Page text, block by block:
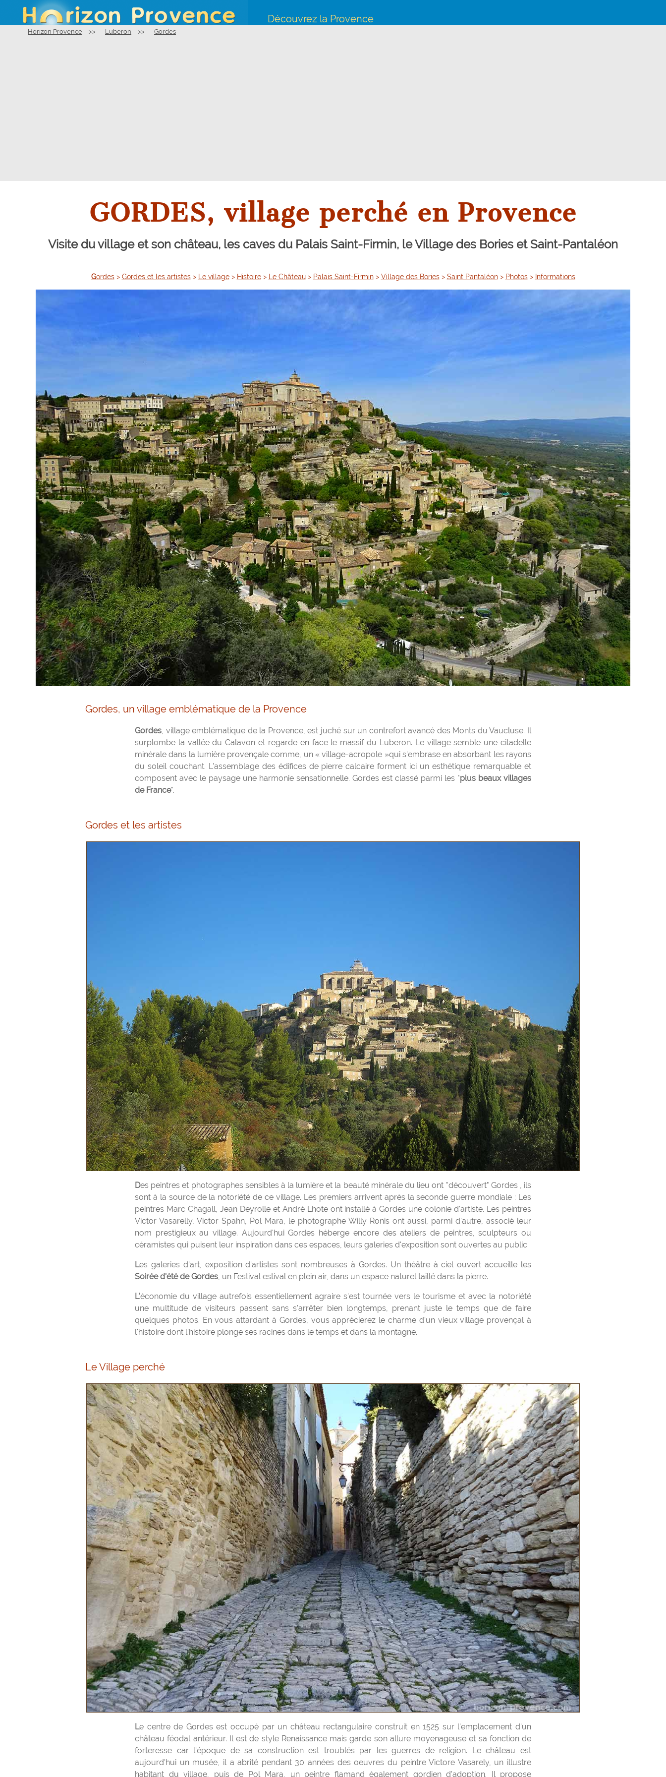
Découvrez la Provence
Horizon Provence >> Luberon >> Gordes
GORDES, village perché en Provence
Visite du village et son château, les caves du Palais Saint-Firmin, le Village des Bories et Saint-Pantaléon
Gordes> Gordes et les artistes> Le village> Histoire> Le Château> Palais Saint-Firmin> Village des Bories> Saint Pantaléon> Photos> Informations
Gordes, un village emblématique de la Provence
Gordes, village emblématique de la Provence, est juché sur un contrefort avancé des Monts du Vaucluse. Il
surplombe la vallée du Calavon et regarde en face le massif du Luberon. Le village semble une citadelle
minérale dans la lumière provençale comme, un « village-acropole »qui s'embrase en absorbant les rayons
du soleil couchant. L'assemblage des édifices de pierre calcaire forment ici un esthétique remarquable et
composent avec le paysage une harmonie sensationnelle. Gordes est classé parmi les "plus beaux villages
de France".
Gordes et les artistes
Des peintres et photographes sensibles à la lumière et la beauté minérale du lieu ont "découvert" Gordes , ils
sont à la source de la notoriété de ce village. Les premiers arrivent après la seconde guerre mondiale : Les
peintres Marc Chagall, Jean Deyrolle et André Lhote ont installé à Gordes une colonie d'artiste. Les peintres
Victor Vasarelly, Victor Spahn, Pol Mara, le photographe Willy Ronis ont aussi, parmi d'autre, associé leur
nom prestigieux au village. Aujourd'hui Gordes héberge encore des ateliers de peintres, sculpteurs ou
céramistes qui puisent leur inspiration dans ces espaces, leurs galeries d'exposition sont ouvertes au public.
Les galeries d'art, exposition d'artistes sont nombreuses à Gordes. Un théâtre à ciel ouvert accueille les
Soirée d'été de Gordes, un Festival estival en plein air, dans un espace naturel taillé dans la pierre.
L'économie du village autrefois essentiellement agraire s'est tournée vers le tourisme et avec la notoriété
une multitude de visiteurs passent sans s'arrêter bien longtemps, prenant juste le temps que de faire
quelques photos. En vous attardant à Gordes, vous apprécierez le charme d'un vieux village provençal à
l'histoire dont l'histoire plonge ses racines dans le temps et dans la montagne.
Le Village perché
Le centre de Gordes est occupé par un château rectangulaire construit en 1525 sur l'emplacement d'un
château féodal antérieur. Il est de style Renaissance mais garde son allure moyenageuse et sa fonction de
forteresse car l'époque de sa construction est troublés par les guerres de religion. Le château est
aujourd'hui un musée, il a abrité pendant 30 années des oeuvres du peintre Victore Vasarely, un illustre
habitant du village, puis de Pol Mara, un peintre flamand également gordien d'adoption. Il propose